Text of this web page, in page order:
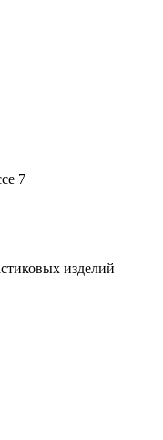
7
изделий